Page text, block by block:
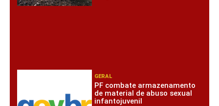
GERAL
PF combate armazenamento
de material de abuso sexual
infantojuvenil